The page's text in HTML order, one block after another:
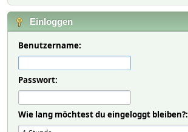
Einloggen
Benutzername:
Passwort:
Wie lang möchtest du eingeloggt bleiben?: